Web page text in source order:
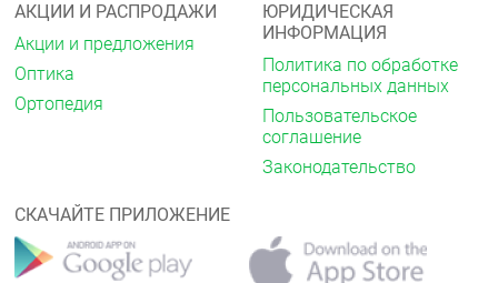
АКЦИИ И РАСПРОДАЖИ
Акции и предложения
Оптика
Ортопедия
ЮРИДИЧЕСКАЯ
ИНФОРМАЦИЯ
Политика по обработке
персональных данных
Пользовательское
соглашение
Законодательство
СКАЧАЙТЕ ПРИЛОЖЕНИЕ